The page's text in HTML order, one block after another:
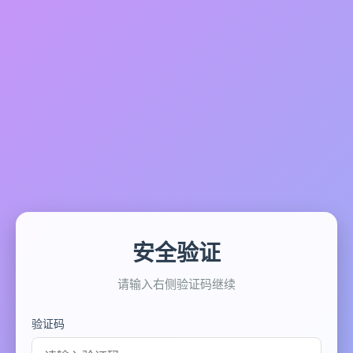
安全验证
请输入右侧验证码继续
验证码